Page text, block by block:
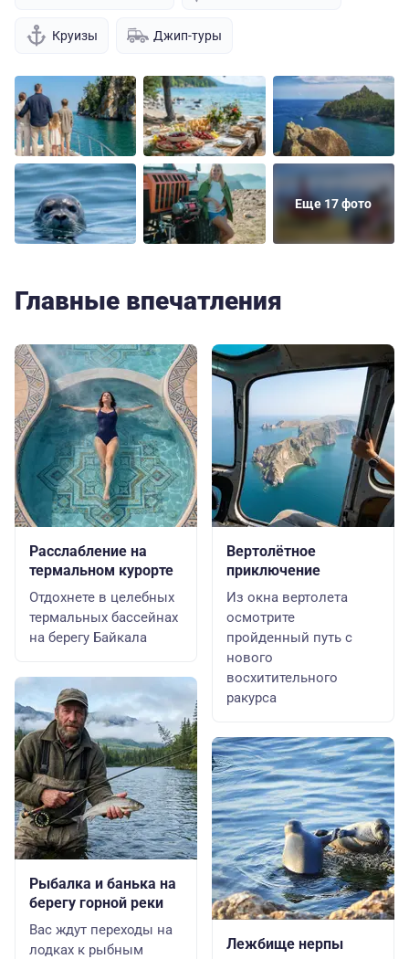
Круизы Джип-туры
Еще 17 фото
Главные впечатления
Расслабление на
термальном курорте
Отдохнете в целебных
термальных бассейнах
на берегу Байкала
Рыбалка и банька на
берегу горной реки
Вас ждут переходы на
лодках к рыбным
Вертолётное
приключение
Из окна вертолета
осмотрите
пройденный путь с
нового
восхитительного
ракурса
Лежбище нерпы